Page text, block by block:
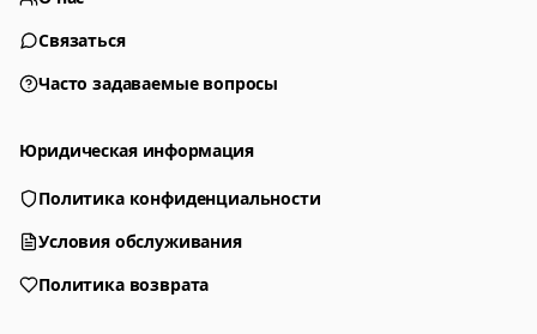
Связаться
Часто задаваемые вопросы
Юридическая информация
Политика конфиденциальности
Условия обслуживания
Политика возврата
Выберите инструмент для создания